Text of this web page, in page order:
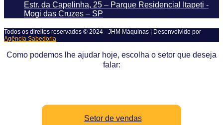
Estr. da Capelinha, 25 – Parque Residencial Itapeti -
Mogi das Cruzes – SP
Todos os direitos reservados © 2024 - JHM Máquinas | Desenvolvido por
Agência Sabedoria
Como podemos lhe ajudar hoje, escolha o setor que deseja
falar:
Setor de vendas